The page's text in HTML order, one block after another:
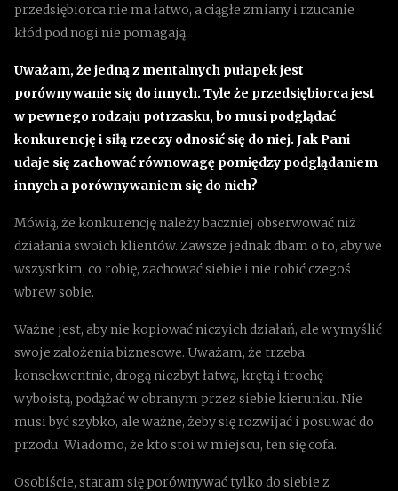
przedsiębiorca nie ma łatwo, a ciągłe zmiany i rzucanie
kłód pod nogi nie pomagają.
Uważam, że jedną z mentalnych pułapek jest
porównywanie się do innych. Tyle że przedsiębiorca jest
w pewnego rodzaju potrzasku, bo musi podglądać
konkurencję i siłą rzeczy odnosić się do niej. Jak Pani
udaje się zachować równowagę pomiędzy podglądaniem
innych a porównywaniem się do nich?
Mówią, że konkurencję należy baczniej obserwować niż
działania swoich klientów. Zawsze jednak dbam o to, aby we
wszystkim, co robię, zachować siebie i nie robić czegoś
wbrew sobie.
Ważne jest, aby nie kopiować niczyich działań, ale wymyślić
swoje założenia biznesowe. Uważam, że trzeba
konsekwentnie, drogą niezbyt łatwą, krętą i trochę
wyboistą, podążać w obranym przez siebie kierunku. Nie
musi być szybko, ale ważne, żeby się rozwijać i posuwać do
przodu. Wiadomo, że kto stoi w miejscu, ten się cofa.
Osobiście, staram się porównywać tylko do siebie z